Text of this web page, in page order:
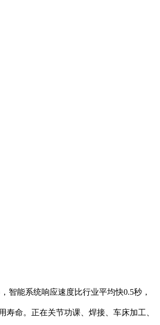
智能系统响应速度比行业平均快0.5秒，
命。正在关节功课、焊接、车床加工、